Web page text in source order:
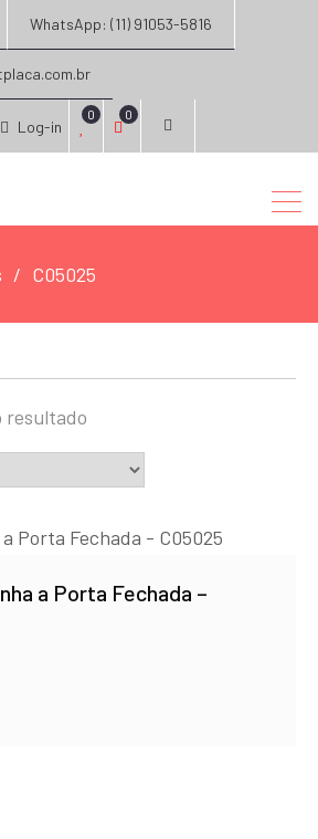
WhatsApp: (11) 91053-5816
Log-in
0 0
C05025
resultado
a Porta Fechada –